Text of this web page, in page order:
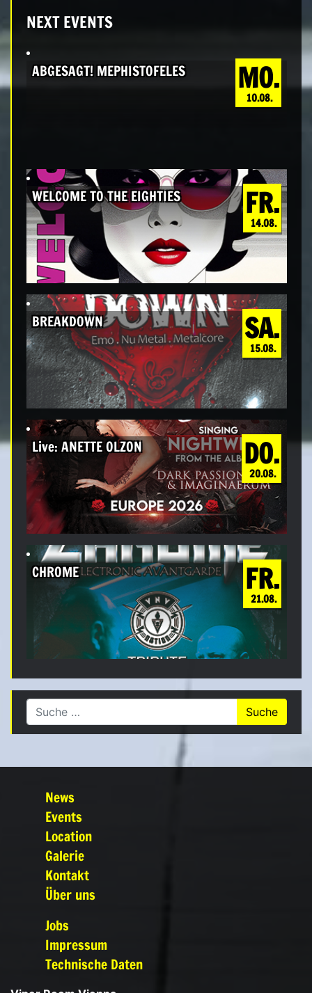
NEXT EVENTS
MO.
10.08.
ABGESAGT! MEPHISTOFELES
FR.
14.08.
WELCOME TO THE EIGHTIES
SA.
15.08.
BREAKDOWN
DO.
20.08.
Live: ANETTE OLZON
FR.
21.08.
CHROME
Suche nach:
News
Events
Location
Galerie
Kontakt
Über uns
Jobs
Impressum
Technische Daten